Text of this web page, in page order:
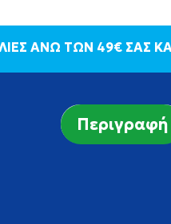
ΑΝΩ ΤΩΝ 49€ ΣΑΣ
Περιγραφή